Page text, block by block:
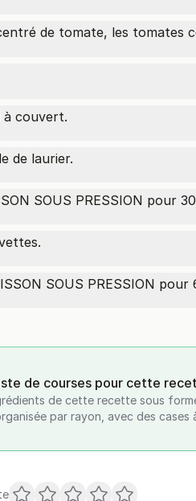
de tomate, les tomates
à couvert.
de laurier.
SOUS PRESSION pour
SOUS PRESSION pour
de courses pour cette
de cette recette sous
par rayon, avec des cases